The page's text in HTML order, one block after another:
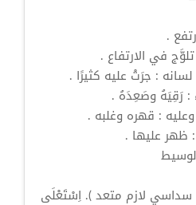
.
في الارتفاع .
لسانه : جرَتْ عليه كثيرًا .
: رَقِيَهُ وصَعِدَهُ .
وعليه : قهره وغلبه .
ظهر عليها .
لازم متعد ). اِسْتَعْلَى